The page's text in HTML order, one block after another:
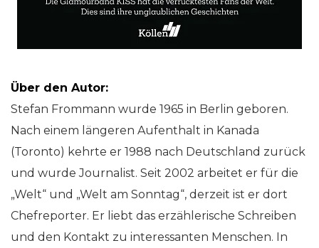
Über den Autor:
Stefan Frommann wurde 1965 in Berlin geboren.
Nach einem längeren Aufenthalt in Kanada
(Toronto) kehrte er 1988 nach Deutschland zurück
und wurde Journalist. Seit 2002 arbeitet er für die
„Welt“ und „Welt am Sonntag“, derzeit ist er dort
Chefreporter. Er liebt das erzählerische Schreiben
und den Kontakt zu interessanten Menschen. In